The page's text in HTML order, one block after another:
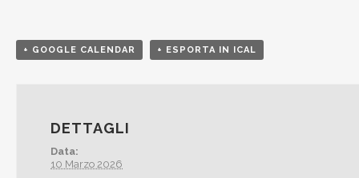
+ GOOGLE CALENDAR + ESPORTA IN ICAL
DETTAGLI
Data:
10 Marzo 2026